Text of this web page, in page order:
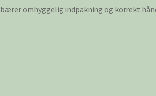
omhyggelig indpakning og korrekt